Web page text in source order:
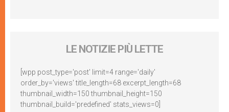
LE NOTIZIE PIÙ LETTE
[wpp post_type='post' limit=4 range='daily'
order_by='views' title_length=68 excerpt_length=68
thumbnail_width=150 thumbnail_height=150
thumbnail_build='predefined' stats_views=0]